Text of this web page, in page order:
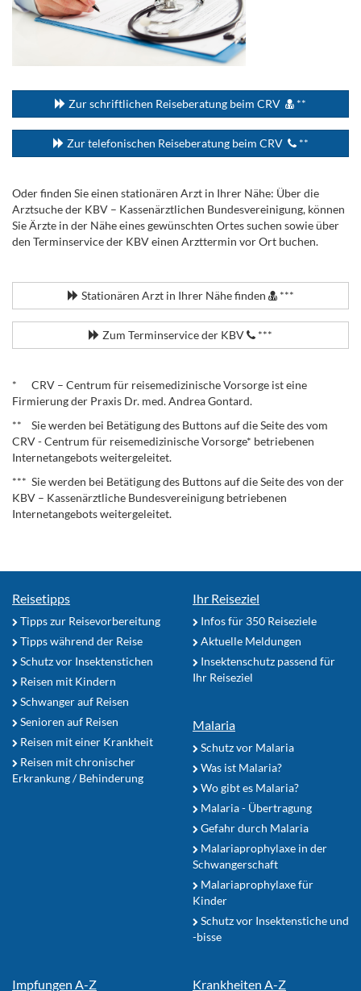
Zur schriftlichen Reiseberatung beim CRV **
Zur telefonischen Reiseberatung beim CRV **
Oder finden Sie einen stationären Arzt in Ihrer Nähe: Über die
Arztsuche der KBV – Kassenärztlichen Bundesvereinigung, können
Sie Ärzte in der Nähe eines gewünschten Ortes suchen sowie über
den Terminservice der KBV einen Arzttermin vor Ort buchen.
Stationären Arzt in Ihrer Nähe finden ***
Zum Terminservice der KBV ***
* CRV – Centrum für reisemedizinische Vorsorge ist eine
Firmierung der Praxis Dr. med. Andrea Gontard.
** Sie werden bei Betätigung des Buttons auf die Seite des vom
CRV - Centrum für reisemedizinische Vorsorge* betriebenen
Internetangebots weitergeleitet.
*** Sie werden bei Betätigung des Buttons auf die Seite des von der
KBV – Kassenärztliche Bundesvereinigung betriebenen
Internetangebots weitergeleitet.
Reisetipps
Tipps zur Reisevorbereitung
Tipps während der Reise
Schutz vor Insektenstichen
Reisen mit Kindern
Schwanger auf Reisen
Senioren auf Reisen
Reisen mit einer Krankheit
Reisen mit chronischer
Erkrankung / Behinderung
Ihr Reiseziel
Infos für 350 Reiseziele
Aktuelle Meldungen
Insektenschutz passend für
Ihr Reiseziel
Malaria
Schutz vor Malaria
Was ist Malaria?
Wo gibt es Malaria?
Malaria - Übertragung
Gefahr durch Malaria
Malariaprophylaxe in der
Schwangerschaft
Malariaprophylaxe für
Kinder
Schutz vor Insektenstiche und
-bisse
Impfungen A-Z Krankheiten A-Z